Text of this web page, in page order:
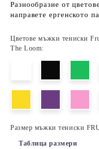
Разнообразие от
направете ергенското
Цветове мъжки тениски
The Loom:
Размер мъжки тениски
Таблица размери